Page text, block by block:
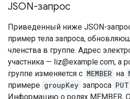
JSON-запрос
Приведенный ниже JSON-
пример тела запроса,
членства в группе. Адрес
участника — liz@example.com, а
группе изменяется с MEMBER на
примере groupKey запроса PUT
Информацию о ролях MEMBER,